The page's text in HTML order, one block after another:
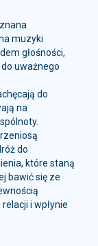
muzyki
głośności,
uważnego
do
na
do
które staną
bawić się ze
i wpłynie